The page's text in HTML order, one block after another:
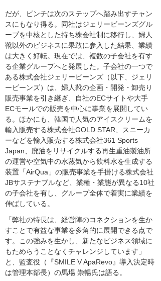
だが、ピンチは次のステップへ踏み出すチャン
スにもなり得る。同社はジェリービーンズグル
ープを中核とした持ち株会社制に移行し、婦人
靴以外のビジネスに果敢に参入した結果、業績
は大きく好転。現在では、複数の子会社を有す
る企業グループへと発展した。子会社の一つで
ある株式会社ジェリービーンズ（以下、ジェリ
ービーンズ）は、婦人靴の企画・開発・卸売り
販売事業を引き継ぎ、自社のECサイトや大手
ECモールでの販売を中心に事業を展開してい
る。ほかにも、韓国で人気のアイスクリームを
輸入販売する株式会社GOLD STAR、スニーカ
ーなどを輸入販売する株式会社361 Sports
Japan、廃油をリサイクルする再生重油製油所
の運営や空気中の水蒸気から飲料水を生成する
装置「AirQua」の販売事業を手掛ける株式会社
JBサステナブルなど、業種・業態が異なる10社
の子会社を有し、グループ全体で着実に業績を
伸ばしている。
「弊社の特長は、経営陣のコネクションを生か
すことで有益な事業を多角的に展開できる点で
す。この強みを生かし、新たなビジネス領域に
もためらうことなくチャレンジしています」
と、監査役（『SMILE V ApaRevo』導入決定時
は管理本部長）の馬場 崇暢氏は語る。